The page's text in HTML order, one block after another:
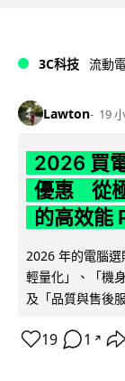
3C科技 流動
Lawton 19
2026 買
優惠 從
的高效能
2026 年的電腦
輕量化」、「機
及「品質與售後
19 1 ↗